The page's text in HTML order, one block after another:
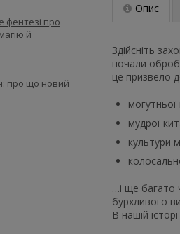
Опис
Здійсніть
почали
це призвело
могутньої
мудрої
культури
…і ще багато
бурхливого
В нашій
фентезі про
й
про що новий